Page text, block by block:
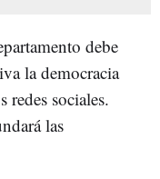
debe
la democracia
redes sociales.
las